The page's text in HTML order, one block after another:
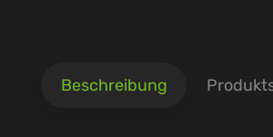
Beschreibung